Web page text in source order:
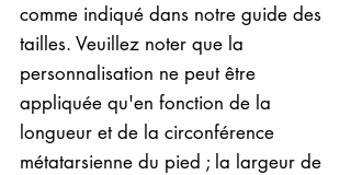
comme indiqué dans notre guide des
tailles. Veuillez noter que la
personnalisation ne peut être
appliquée qu'en fonction de la
longueur et de la circonférence
métatarsienne du pied ; la largeur de